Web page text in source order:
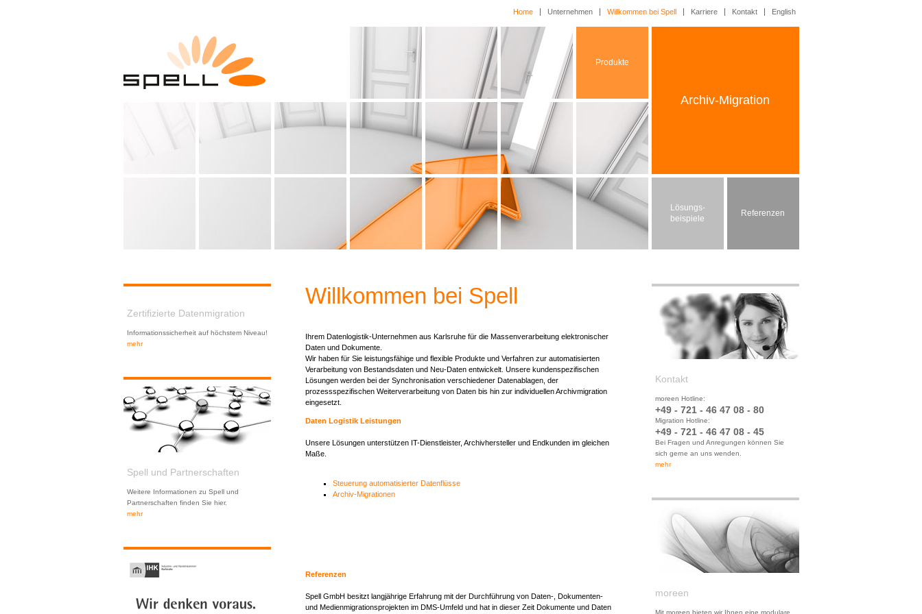
Home Unternehmen Willkommen bei Spell Karriere Kontakt English
Archiv-Migration
Produkte
Referenzen
Lösungs-
beispiele
Zertifizierte Datenmigration
Informationssicherheit auf höchstem Niveau!
mehr
Spell und Partnerschaften
Weitere Informationen zu Spell und
Partnerschaften finden Sie hier.
mehr
Willkommen bei Spell
Ihrem Datenlogistik-Unternehmen aus Karlsruhe für die Massenverarbeitung elektronischer
Daten und Dokumente.
Wir haben für Sie leistungsfähige und flexible Produkte und Verfahren zur automatisierten
Verarbeitung von Bestandsdaten und Neu-Daten entwickelt. Unsere kundenspezifischen
Lösungen werden bei der Synchronisation verschiedener Datenablagen, der
prozessspezifischen Weiterverarbeitung von Daten bis hin zur individuellen Archivmigration
eingesetzt.
Daten Logistik Leistungen
Unsere Lösungen unterstützen IT-Dienstleister, Archivhersteller und Endkunden im gleichen
Maße.
Steuerung automatisierter Datenflüsse
Archiv-Migrationen
Referenzen
Spell GmbH besitzt langjährige Erfahrung mit der Durchführung von Daten-, Dokumenten-
und Medienmigrationsprojekten im DMS-Umfeld und hat in dieser Zeit Dokumente und Daten
Kontakt
moreen Hotline:
+49 - 721 - 46 47 08 - 80
Migration Hotline:
+49 - 721 - 46 47 08 - 45
Bei Fragen und Anregungen können Sie
sich gerne an uns wenden.
mehr
moreen
Mit moreen bieten wir Ihnen eine modulare,